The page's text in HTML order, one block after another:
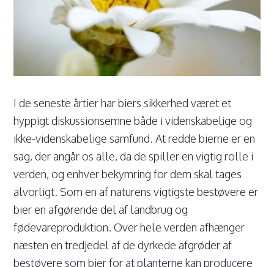
I de seneste årtier har biers sikkerhed været et
hyppigt diskussionsemne både i videnskabelige og
ikke-videnskabelige samfund. At redde bierne er en
sag, der angår os alle, da de spiller en vigtig rolle i
verden, og enhver bekymring for dem skal tages
alvorligt. Som en af naturens vigtigste bestøvere er
bier en afgørende del af landbrug og
fødevareproduktion. Over hele verden afhænger
næsten en tredjedel af de dyrkede afgrøder af
bestøvere som bier for at planterne kan producere